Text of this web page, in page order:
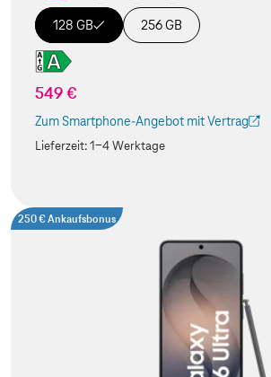
128 GB 256 GB
549 €
Zum Smartphone-Angebot mit Vertrag
(Der Link wird in einem neuen Tab geöffnet)
Lieferzeit:1-4 Werktage
250 € Ankaufsbonus